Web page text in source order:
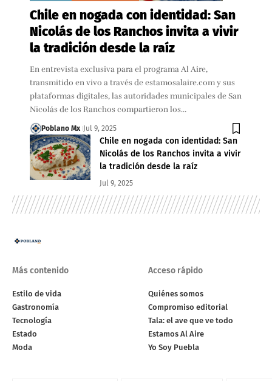
Chile en nogada con identidad: San
Nicolás de los Ranchos invita a vivir
la tradición desde la raíz
En entrevista exclusiva para el programa Al Aire,
transmitido en vivo a través de estamosalaire.com y sus
plataformas digitales, las autoridades municipales de San
Nicolás de los Ranchos compartieron los…
Poblano Mx Jul 9, 2025
Chile en nogada con identidad: San
Nicolás de los Ranchos invita a vivir
la tradición desde la raíz
Jul 9, 2025
Más contenido
Estilo de vida
Gastronomía
Tecnología
Estado
Moda
Acceso rápido
Quiénes somos
Compromiso editorial
Tala: el ave que ve todo
Estamos Al Aire
Yo Soy Puebla